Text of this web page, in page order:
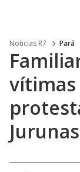
Noticias R7 Pará
vítimas
Jurunas